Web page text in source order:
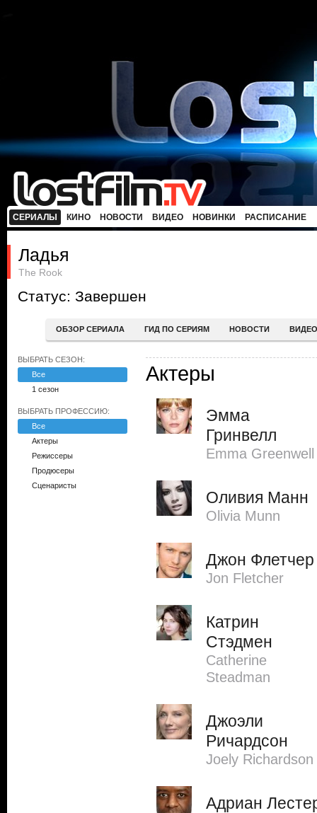
СЕРИАЛЫ КИНО НОВОСТИ ВИДЕО НОВИНКИ РАСПИСАНИЕ
Ладья
The Rook
Статус: Завершен
ОБЗОР СЕРИАЛА ГИД ПО СЕРИЯМ НОВОСТИ ВИДЕО
ВЫБРАТЬ СЕЗОН:
Все
1 сезон
ВЫБРАТЬ ПРОФЕССИЮ:
Все
Актеры
Режиссеры
Продюсеры
Сценаристы
Актеры
Эмма
Гринвелл
Emma Greenwell
Оливия Манн
Olivia Munn
Джон Флетчер
Jon Fletcher
Катрин
Стэдмен
Catherine
Steadman
Джоэли
Ричардсон
Joely Richardson
Адриан